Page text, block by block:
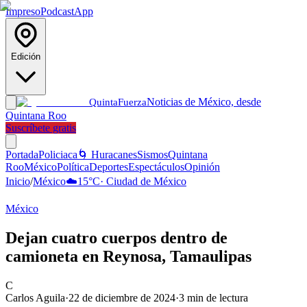
ImpresoPodcastApp
Edición
QuintaFuerzaNoticias de México, desde
Quintana Roo
Suscríbete gratis
PortadaPoliciaca 🌀 HuracanesSismosQuintana
RooMéxicoPolíticaDeportesEspectáculosOpinión
Inicio/México☁️15°C· Ciudad de México
México
Dejan cuatro cuerpos dentro de
camioneta en Reynosa, Tamaulipas
C
Carlos Aguila·22 de diciembre de 2024·3 min de lectura